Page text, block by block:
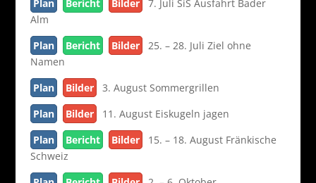
Plan
Bericht Bilder
7. Juli SiS Ausfahrt Bader
Alm
Plan
Bericht Bilder
25. – 28. Juli Ziel ohne
Namen
Plan
Bilder
3. August Sommergrillen
Plan
Bilder
11. August Eiskugeln jagen
Plan
Bericht Bilder
15. – 18. August Fränkische
Schweiz